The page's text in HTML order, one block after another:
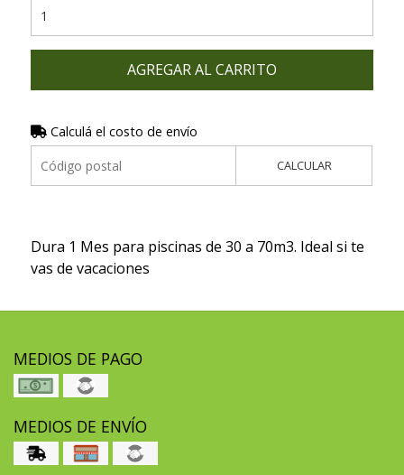
AGREGAR AL CARRITO
Calculá el costo de envío
CALCULAR
Dura 1 Mes para piscinas de 30 a 70m3. Ideal si te
vas de vacaciones
MEDIOS DE PAGO
MEDIOS DE ENVÍO